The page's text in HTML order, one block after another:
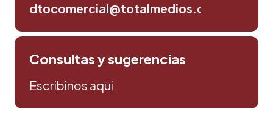
dtocomercial@totalmedios.com
Consultas y sugerencias
Escribinos aqui